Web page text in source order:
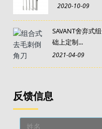
2020-10-09
SAVANT舍弃式
础上定制...
2021-04-09
反馈信息